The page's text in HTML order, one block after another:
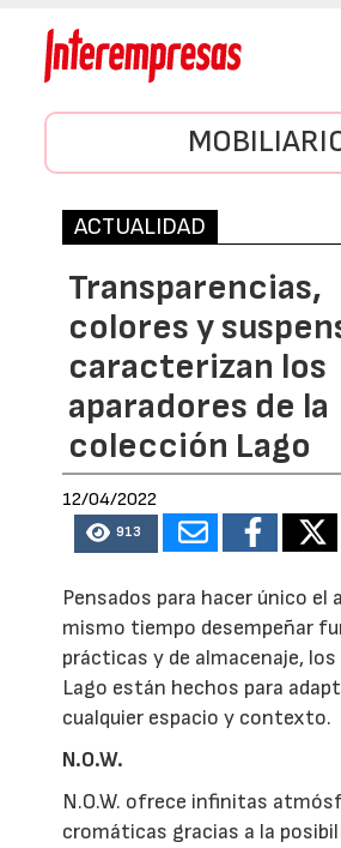
ACTUALIDAD
Transparencias,
colores y
caracterizan los
aparadores de la
colección Lago
12/04/2022
913
Pensados para hacer único el
mismo tiempo desempeñar
prácticas y de almacenaje, los
Lago están hechos para
cualquier espacio y contexto.
N.O.W.
N.O.W. ofrece infinitas
cromáticas gracias a la